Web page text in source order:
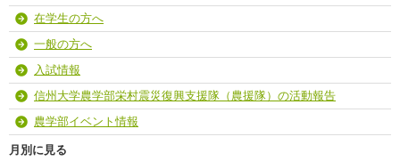
在学生の方へ
一般の方へ
入試情報
信州大学農学部栄村震災復興支援隊（農援隊）の活動報告
農学部イベント情報
月別に見る